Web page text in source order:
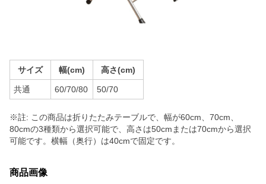
サイズ 幅(cm) 高さ(cm)
共通 60/70/80 50/70
※註: この商品は折りたたみテーブルで、幅が60cm、70cm、
80cmの3種類から選択可能で、高さは50cmまたは70cmから選択
可能です。横幅（奥行）は40cmで固定です。
商品画像